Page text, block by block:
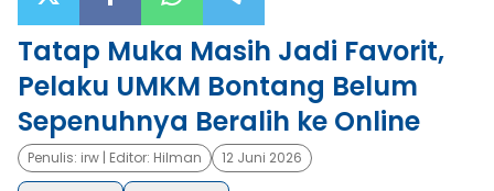
×
Tatap Muka Masih Jadi Favorit,
Pelaku UMKM Bontang Belum
Sepenuhnya Beralih ke Online
Penulis: irw | Editor: Hilman 12 Juni 2026